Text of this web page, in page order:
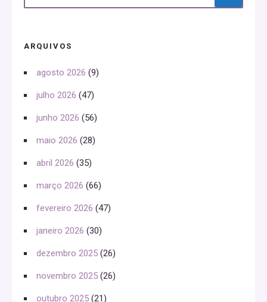
ARQUIVOS
agosto 2026 (9)
julho 2026 (47)
junho 2026 (56)
maio 2026 (28)
abril 2026 (35)
março 2026 (66)
fevereiro 2026 (47)
janeiro 2026 (30)
dezembro 2025 (26)
novembro 2025 (26)
outubro 2025 (21)